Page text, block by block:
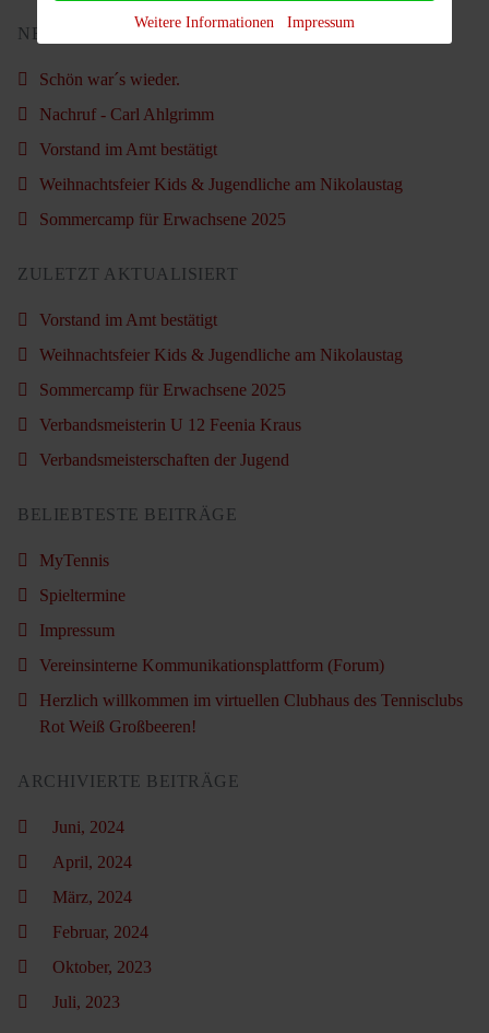
NEUSTE BEITRÄGE
Schön war´s wieder.
Nachruf - Carl Ahlgrimm
Vorstand im Amt bestätigt
Weihnachtsfeier Kids & Jugendliche am Nikolaustag
Sommercamp für Erwachsene 2025
ZULETZT AKTUALISIERT
Vorstand im Amt bestätigt
Weihnachtsfeier Kids & Jugendliche am Nikolaustag
Sommercamp für Erwachsene 2025
Verbandsmeisterin U 12 Feenia Kraus
Verbandsmeisterschaften der Jugend
BELIEBTESTE BEITRÄGE
MyTennis
Spieltermine
Impressum
Vereinsinterne Kommunikationsplattform (Forum)
Herzlich willkommen im virtuellen Clubhaus des Tennisclubs
Rot Weiß Großbeeren!
ARCHIVIERTE BEITRÄGE
Juni, 2024
April, 2024
März, 2024
Februar, 2024
Oktober, 2023
Juli, 2023
Weitere Informationen Impressum